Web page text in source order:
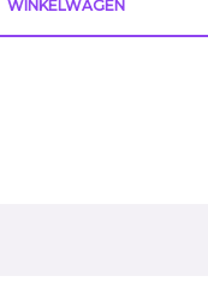
WINKELWAGEN